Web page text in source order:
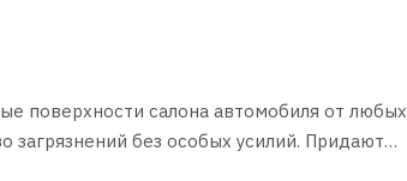
поверхности салона автомобиля от любых
загрязнений без особых усилий. Придают